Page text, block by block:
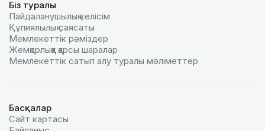
Біз туралы
Пайдаланушылық келiciм
Құпиялылық саясаты
Мемлекеттік рәміздер
Жемқорлыққа қарсы шаралар
Мемлекеттік сатып алу туралы мәлiметтер
Басқалар
Сайт картасы